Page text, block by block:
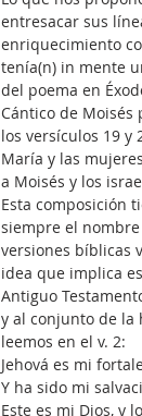
entresacar sus
enriquecimiento
tenía(n) in mente
del poema en
Cántico de
los versículos 19
María y las
a Moisés y los
Esta composición
siempre el nombre
versiones bíblicas
idea que implica
Antiguo
y al conjunto de
leemos en el v. 2:
Jehová es mi
Y ha sido mi
Este es mi Dios, y